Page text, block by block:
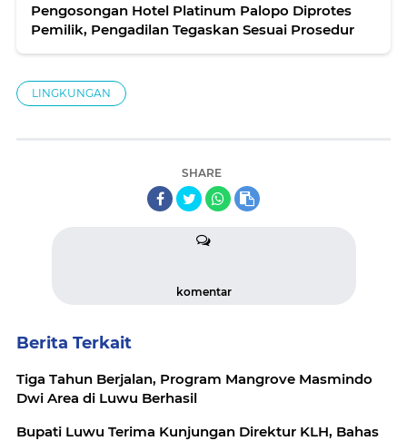
Pengosongan Hotel Platinum Palopo Diprotes
Pemilik, Pengadilan Tegaskan Sesuai Prosedur
LINGKUNGAN
SHARE
komentar
Berita Terkait
Tiga Tahun Berjalan, Program Mangrove Masmindo
Dwi Area di Luwu Berhasil
Bupati Luwu Terima Kunjungan Direktur KLH, Bahas